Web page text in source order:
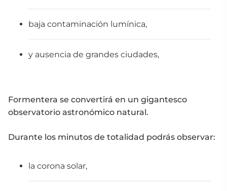
baja contaminación lumínica,
y ausencia de grandes ciudades,
Formentera se convertirá en un gigantesco
observatorio astronómico natural.
Durante los minutos de totalidad podrás observar:
la corona solar,